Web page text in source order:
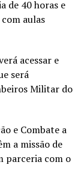
de 40 horas e
aulas
acessar e
será
Militar do
e Combate a
a missão de
parceria com o